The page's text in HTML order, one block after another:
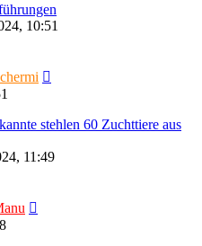
10:51
stehlen 60 Zuchttiere aus
11:49